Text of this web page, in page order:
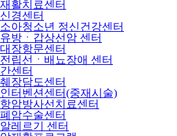
재활치료센터
신경센터
소아청소년 정신건강센터
유방ㆍ갑상선암 센터
대장항문센터
전립선ㆍ배뇨장애 센터
간센터
췌장담도센터
인터벤션센터(중재시술)
항암방사선치료센터
폐암수술센터
알레르기 센터